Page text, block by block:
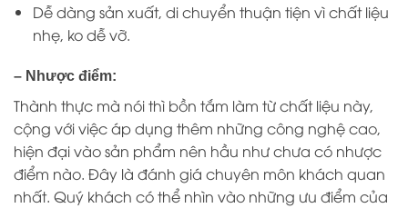
Dễ dàng sản xuất, di chuyển thuận tiện vì chất liệu
nhẹ, ko dễ vỡ.
– Nhược điểm:
Thành thực mà nói thì bồn tắm làm từ chất liệu này,
cộng với việc áp dụng thêm những công nghệ cao,
hiện đại vào sản phẩm nên hầu như chưa có nhược
điểm nào. Đây là đánh giá chuyên môn khách quan
nhất. Quý khách có thể nhìn vào những ưu điểm của